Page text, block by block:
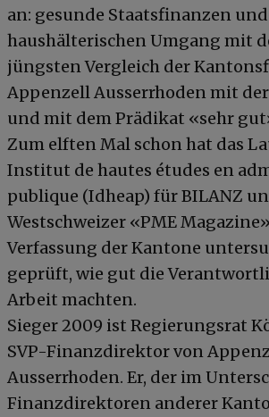
an: gesunde Staatsfinanzen
haushälterischen Umgang mit
jüngsten Vergleich der
Appenzell Ausserrhoden mit
und mit dem Prädikat «sehr
Zum elften Mal schon hat das
Institut de hautes études en
publique (Idheap) für BILANZ
Westschweizer «PME
Verfassung der Kantone
geprüft, wie gut die
Arbeit machten.
Sieger 2009 ist Regierungsrat
SVP-Finanzdirektor von
Ausserrhoden. Er, der im
Finanzdirektoren anderer